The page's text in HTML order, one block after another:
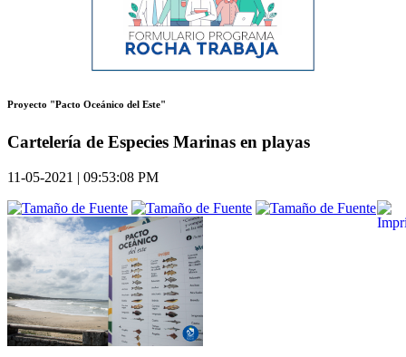
Proyecto "Pacto Oceánico del Este"
Cartelería de Especies Marinas en playas
11-05-2021 | 09:53:08 PM